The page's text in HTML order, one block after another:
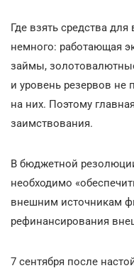
Где взять средства
немного: работающая
займы,
и уровень резервов не
на них. Поэтому
заимствования.
В бюджетной
необходимо
внешним источникам
рефинансирования
7 сентября после